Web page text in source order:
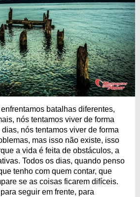
batalhas diferentes,
nós tentamos viver de forma
nós tentamos viver de forma
mas isso não existe, isso
a vida é feita de obstáculos, a
Todos os dias, quando penso
tenho com quem contar, que
se as coisas ficarem difíceis.
seguir em frente, para